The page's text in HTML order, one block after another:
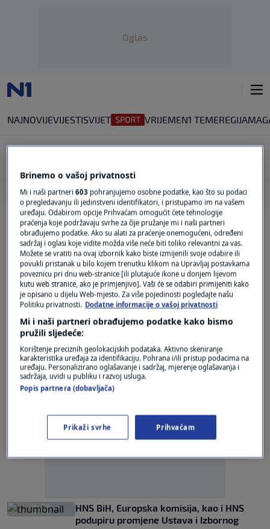
Oglas
NAJNOVIJEVIJESTISVIJET VRIJEMEN1 TEMEREGIJA
IZMJENE USTAVA
Hoćemo li uskoro po novim pravilima na
referendume? Održan Odbor za Ustav
N1 INFO|16. stu. | 0
"Srbija se ponaša kao regionalni milicajac,
njihovo ponašanje je neprihvatljivo"
VIJESTI| 8. lip. | 0
Most želi u Ustav uvesti vodu kao pravo i
spriječiti privatizaciju isporuke vode
VIJESTI
HNS BiH, Europska komisija, kao i HNS
podupiru promjene Ustava i Izbornog
Brinemo o vašoj privatnosti
Mi i naši partneri603 pohranjujemo osobne podatke, kao što su podaci
o pregledavanju ili jedinstveni identifikatori, i pristupamo im na vašem
uređaju. Odabirom opcije Prihvaćam omogućit ćete tehnologije
praćenja koje podržavaju svrhe za čije pružanje mi i naši partneri
obrađujemo podatke. Ako su alati za praćenje onemogućeni, određeni
sadržaj i oglasi koje vidite možda više neće biti toliko relevantni za vas.
Možete se vratiti na ovaj izbornik kako biste izmijenili svoje odabire ili
povukli pristanak u bilo kojem trenutku klikom na Upravljaj postavkama
poveznicu pri dnu web-stranice [ili plutajuće ikone u donjem lijevom
kutu web stranice, ako je primjenjivo]. Vaši će se odabiri primijeniti kako
je opisano u dijelu Web-mjesto. Za više pojedinosti pogledajte našu
Politiku privatnosti. Dodatne informacije o vašoj privatnosti
Mi i naši partneri obrađujemo podatke kako bismo
pružili sljedeće:
Korištenje preciznih geolokacijskih podataka. Aktivno skeniranje
karakteristika uređaja za identifikaciju. Pohrana i/ili pristup podacima na
uređaju. Personalizirano oglašavanje i sadržaj, mjerenje oglašavanja i
sadržaja, uvidi u publiku i razvoj usluga.
Popis partnera (dobavljača)
Prikaži svrhe Prihvaćam